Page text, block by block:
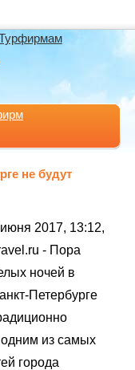
не будут
2017, 13:12,
- Пора
ночей в
Петербурге
одним из самых
города